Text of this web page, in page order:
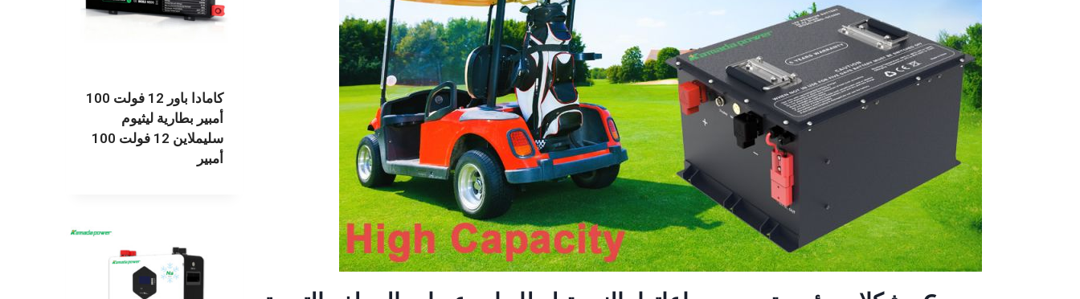
كامادا باور 12 فولت 100
أمبير بطارية ليثيوم
سليملاين 12 فولت 100
أمبير